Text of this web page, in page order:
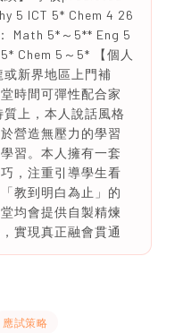
5 ICT 5* Chem 4 26
Math 5*～5** Eng 5
Chem 5～5* 【個人
新界地區上門補
時間可彈性配合家
上，本人說話風格
營造無壓力的學習
習。本人擁有一套
，注重引導學生看
教到明白為止」的
均會提供自製精煉
實現真正融會貫通
應試策略